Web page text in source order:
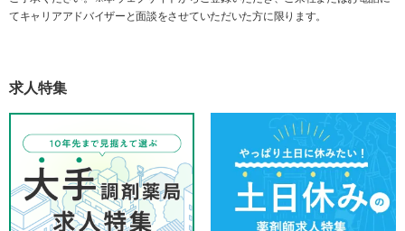
てキャリアアドバイザーと面談をさせていただいた方に限ります。
求人特集